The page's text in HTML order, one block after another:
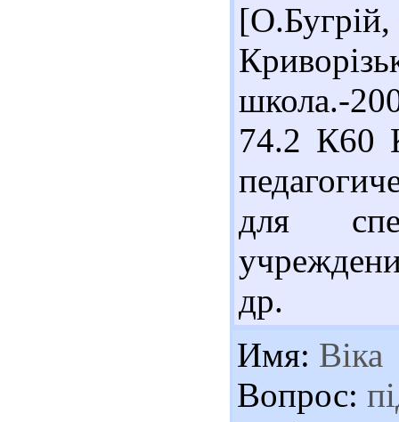
школа.-
74.2 К60
для
др.
Имя: Віка
Вопрос: